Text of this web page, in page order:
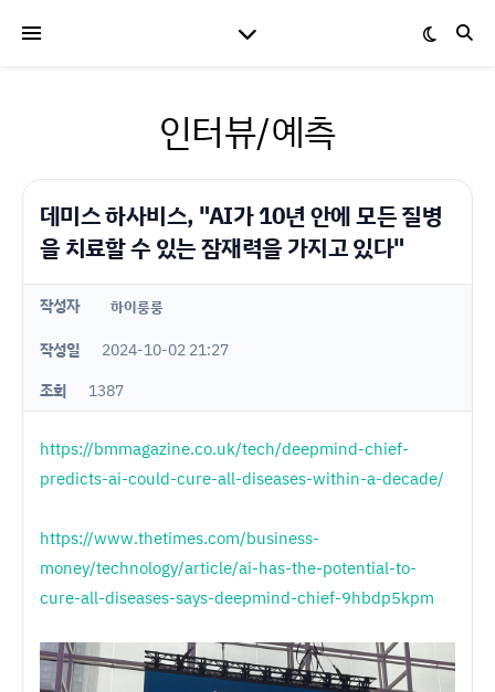
인터뷰/예측
데미스 하사비스, "AI가 10년 안에 모든 질병
을 치료할 수 있는 잠재력을 가지고 있다"
작성자 하이룽룽
작성일
2024-10-02 21:27
조회
1387
https://bmmagazine.co.uk/tech/deepmind-chief-
predicts-ai-could-cure-all-diseases-within-a-decade/
https://www.thetimes.com/business-
money/technology/article/ai-has-the-potential-to-
cure-all-diseases-says-deepmind-chief-9hbdp5kpm